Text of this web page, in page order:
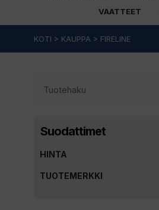
VAATTEET
sisältöön
KOTI > KAUPPA > FIRELINE
Search
Suodattimet
HINTA
TUOTEMERKKI